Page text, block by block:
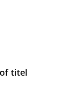
titel